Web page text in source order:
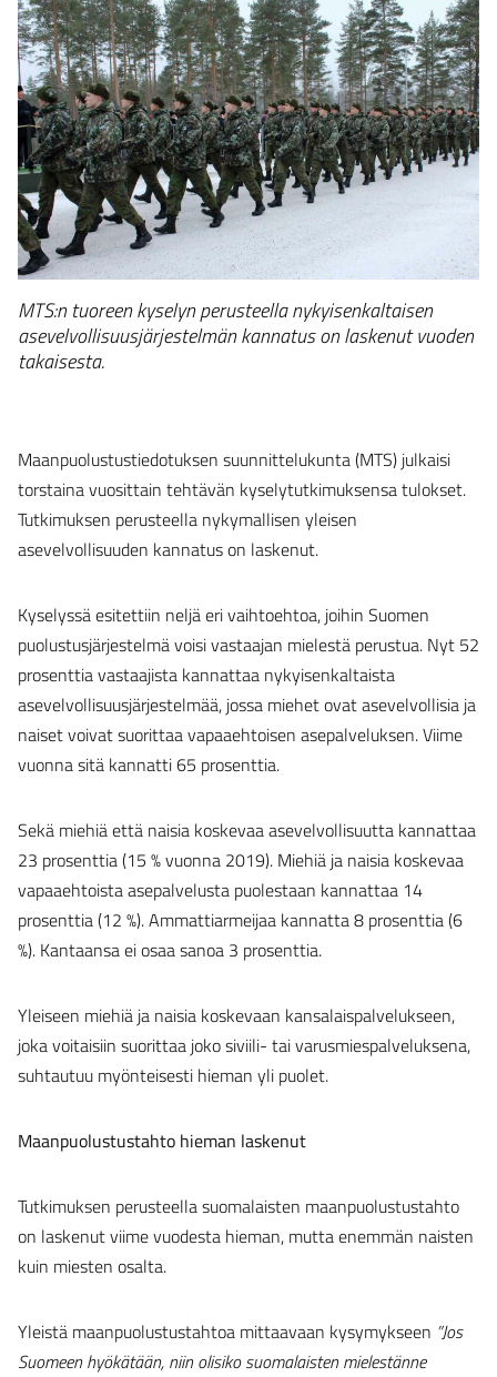
MTS:n tuoreen kyselyn perusteella nykyisenkaltaisen
asevelvollisuusjärjestelmän kannatus on laskenut vuoden
takaisesta.
Maanpuolustustiedotuksen suunnittelukunta (MTS) julkaisi
torstaina vuosittain tehtävän kyselytutkimuksensa tulokset.
Tutkimuksen perusteella nykymallisen yleisen
asevelvollisuuden kannatus on laskenut.
Kyselyssä esitettiin neljä eri vaihtoehtoa, joihin Suomen
puolustusjärjestelmä voisi vastaajan mielestä perustua. Nyt 52
prosenttia vastaajista kannattaa nykyisenkaltaista
asevelvollisuusjärjestelmää, jossa miehet ovat asevelvollisia ja
naiset voivat suorittaa vapaaehtoisen asepalveluksen. Viime
vuonna sitä kannatti 65 prosenttia.
Sekä miehiä että naisia koskevaa asevelvollisuutta kannattaa
23 prosenttia (15 % vuonna 2019). Miehiä ja naisia koskevaa
vapaaehtoista asepalvelusta puolestaan kannattaa 14
prosenttia (12 %). Ammattiarmeijaa kannatta 8 prosenttia (6
%). Kantaansa ei osaa sanoa 3 prosenttia.
Yleiseen miehiä ja naisia koskevaan kansalaispalvelukseen,
joka voitaisiin suorittaa joko siviili- tai varusmiespalveluksena,
suhtautuu myönteisesti hieman yli puolet.
Maanpuolustustahto hieman laskenut
Tutkimuksen perusteella suomalaisten maanpuolustustahto
on laskenut viime vuodesta hieman, mutta enemmän naisten
kuin miesten osalta.
Yleistä maanpuolustustahtoa mittaavaan kysymykseen ”Jos
Suomeen hyökätään, niin olisiko suomalaisten mielestänne